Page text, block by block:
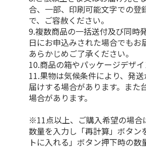
合、一部、印刷可能文字での
で、ご容赦ください。
9.複数商品の一括送付及び同時
日にお申込みされた場合でもお
あらかじめご了承ください。
10.商品の箱やパッケージデザ
11.果物は気候条件により、発
届けする場合があります。また
場合があります。
※11点以上、ご購入希望の場合
数量を入力し「再計算」ボタン
トに入れる」ボタン押下時の数